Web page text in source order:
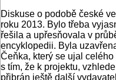
Diskuse o podobě české
roku 2013. Bylo třeba
řešila a upřesňovala v
encyklopedii. Byla
Čeňka, který se ujal
s tím, že k projektu,
přibrán ještě další